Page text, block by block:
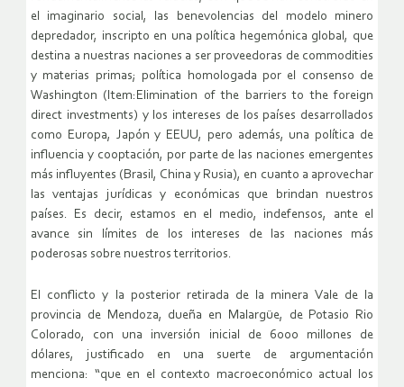
el imaginario social, las benevolencias del modelo minero
depredador, inscripto en una política hegemónica global, que
destina a nuestras naciones a ser proveedoras de commodities
y materias primas; política homologada por el consenso de
Washington (Item:Elimination of the barriers to the foreign
direct investments) y los intereses de los países desarrollados
como Europa, Japón y EEUU, pero además, una política de
influencia y cooptación, por parte de las naciones emergentes
más influyentes (Brasil, China y Rusia), en cuanto a aprovechar
las ventajas jurídicas y económicas que brindan nuestros
países. Es decir, estamos en el medio, indefensos, ante el
avance sin límites de los intereses de las naciones más
poderosas sobre nuestros territorios.
El conflicto y la posterior retirada de la minera Vale de la
provincia de Mendoza, dueña en Malargüe, de Potasio Rio
Colorado, con una inversión inicial de 6000 millones de
dólares, justificado en una suerte de argumentación
menciona: “que en el contexto macroeconómico actual los